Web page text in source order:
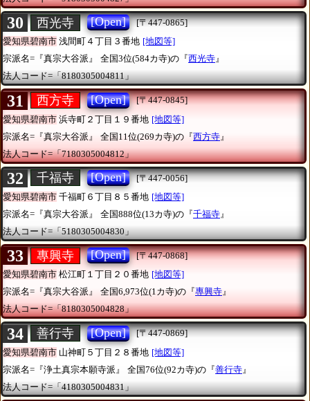
30 西光寺 [Open]
[〒447-0865]
愛知県碧南市 浅間町４丁目３番地 [地図等]
宗派名=『真宗大谷派』
全国3位(584カ寺)の『西光寺』
法人コード=「8180305004811」
31 西方寺 [Open]
[〒447-0845]
愛知県碧南市 浜寺町２丁目１９番地 [地図等]
宗派名=『真宗大谷派』
全国11位(269カ寺)の『西方寺 』
法人コード=「7180305004812」
32 千福寺 [Open]
[〒447-0056]
愛知県碧南市 千福町６丁目８５番地 [地図等]
宗派名=『真宗大谷派』
全国888位(13カ寺)の『千福寺 』
法人コード=「5180305004830」
33 專興寺 [Open]
[〒447-0868]
愛知県碧南市 松江町１丁目２０番地 [地図等]
宗派名=『真宗大谷派』
全国6,973位(1カ寺)の『專興寺』
法人コード=「8180305004828」
34 善行寺 [Open]
[〒447-0869]
愛知県碧南市 山神町５丁目２８番地 [地図等]
宗派名=『浄土真宗本願寺派』
全国76位(92カ寺)の『善行寺 』
法人コード=「4180305004831」